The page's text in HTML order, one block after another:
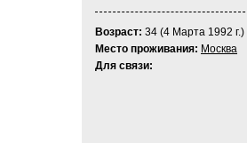
Возраст: 34 (4 Марта 1992 г.)
Место проживания: Москва
Для связи: